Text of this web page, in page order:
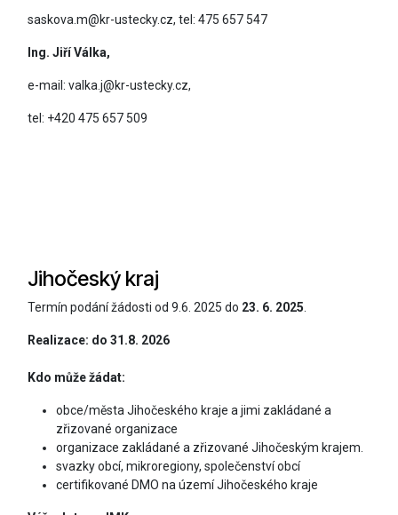
saskova.m@kr-ustecky.cz, tel: 475 657 547
Ing. Jiří Válka,
e-mail: valka.j@kr-ustecky.cz,
tel: +420 475 657 509
Jihočeský kraj
Termín podání žádosti od 9.6. 2025 do 23. 6. 2025
Realizace: do 31.8. 2026
Kdo může žádat:
obce/města Jihočeského kraje a jimi zakládané a
zřizované organizace
organizace zakládané a zřizované Jihočeským krajem.
svazky obcí, mikroregiony, společenství obcí
certifikované DMO na území Jihočeského kraje